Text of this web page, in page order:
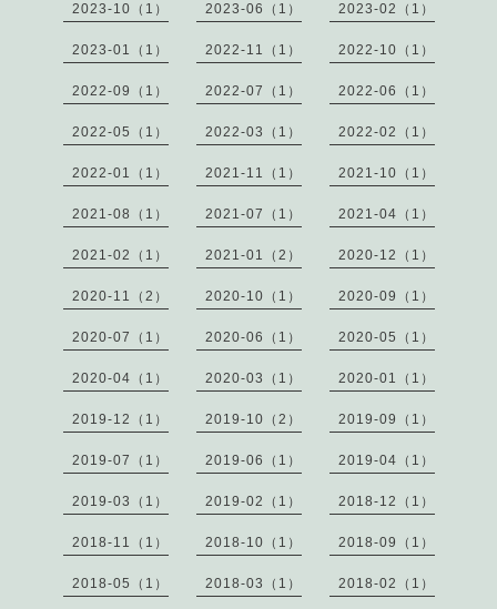
2023-10（1） 2023-06（1） 2023-02（1）
2023-01（1） 2022-11（1） 2022-10（1）
2022-09（1） 2022-07（1） 2022-06（1）
2022-05（1） 2022-03（1） 2022-02（1）
2022-01（1） 2021-11（1） 2021-10（1）
2021-08（1） 2021-07（1） 2021-04（1）
2021-02（1） 2021-01（2） 2020-12（1）
2020-11（2） 2020-10（1） 2020-09（1）
2020-07（1） 2020-06（1） 2020-05（1）
2020-04（1） 2020-03（1） 2020-01（1）
2019-12（1） 2019-10（2） 2019-09（1）
2019-07（1） 2019-06（1） 2019-04（1）
2019-03（1） 2019-02（1） 2018-12（1）
2018-11（1） 2018-10（1） 2018-09（1）
2018-05（1） 2018-03（1） 2018-02（1）